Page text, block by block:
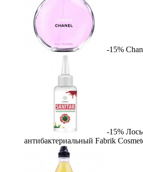
-15%
-15%
антибактериальный Fabrik